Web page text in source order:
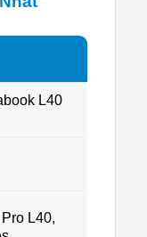
L40
L40,